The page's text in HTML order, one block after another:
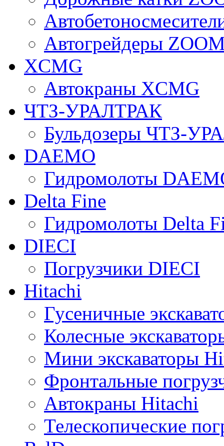
Автогрейдеры
XCMG
Автокраны XCMG
ЧТЗ-УРАЛТРАК
Бульдозеры ЧТЗ-
DAEMO
Гидромолоты
Delta Fine
Гидромолоты Delta
DIECI
Погрузчики DIECI
Hitachi
Гусеничные
Колесные
Мини экскаваторы
Фронтальные
Автокраны Hitachi
Телескопические